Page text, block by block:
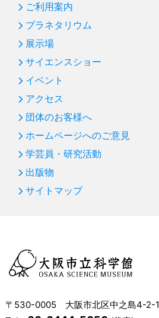
ご利用案内
プラネタリウム
展示場
サイエンスショー
イベント
アクセス
団体のお客様へ
ホームページへのご意見
学芸員・研究活動
出版物
サイトマップ
〒530-0005 大阪市北区中之島4-2-1